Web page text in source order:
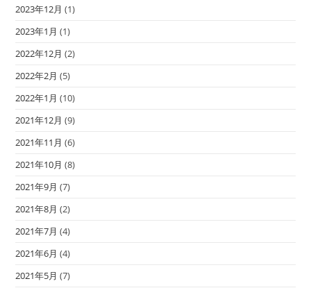
2023年12月 (1)
2023年1月 (1)
2022年12月 (2)
2022年2月 (5)
2022年1月 (10)
2021年12月 (9)
2021年11月 (6)
2021年10月 (8)
2021年9月 (7)
2021年8月 (2)
2021年7月 (4)
2021年6月 (4)
2021年5月 (7)